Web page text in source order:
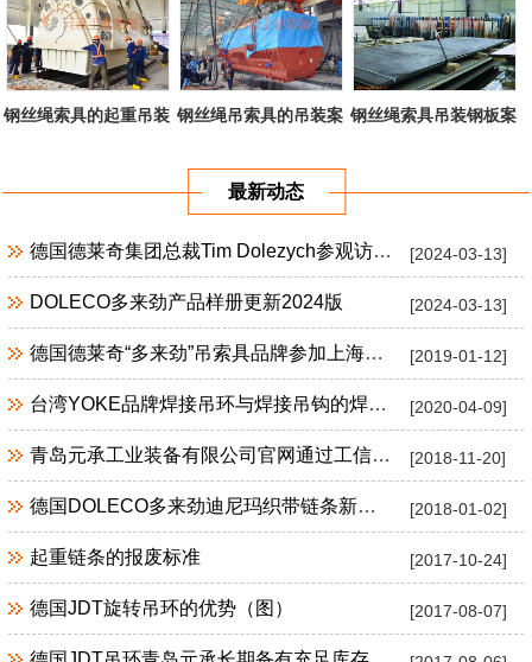
钢丝绳索具的起重吊装 钢丝绳吊索具的吊装案 钢丝绳索具吊装钢板案
最新动态
[2024-03-13]
德国德莱奇集团总裁Tim Dolezych参观访问青岛元承
[2024-03-13]
DOLECO多来劲产品样册更新2024版
[2019-01-12]
德国德莱奇“多来劲”吊索具品牌参加上海宝马展
[2020-04-09]
台湾YOKE品牌焊接吊环与焊接吊钩的焊接说明
[2018-11-20]
青岛元承工业装备有限公司官网通过工信部备案
[2018-01-02]
德国DOLECO多来劲迪尼玛织带链条新品上市
[2017-10-24]
起重链条的报废标准
[2017-08-07]
德国JDT旋转吊环的优势（图）